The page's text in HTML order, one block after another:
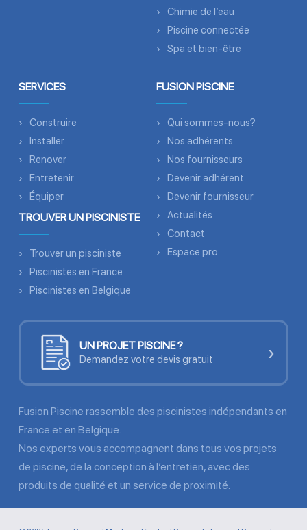
Chimie de l’eau
Piscine connectée
Spa et bien-être
SERVICES
Construire
Installer
Renover
Entretenir
Équiper
TROUVER UN PISCINISTE
Trouver un pisciniste
Piscinistes en France
Piscinistes en Belgique
FUSION PISCINE
Qui sommes-nous?
Nos adhérents
Nos fournisseurs
Devenir adhérent
Devenir fournisseur
Actualités
Contact
Espace pro
UN PROJET PISCINE ?
Demandez votre devis gratuit ›
Fusion Piscine rassemble des piscinistes indépendants en
France et en Belgique.
Nos experts vous accompagnent dans tous vos projets
de piscine, de la conception à l’entretien, avec des
produits de qualité et un service de proximité.